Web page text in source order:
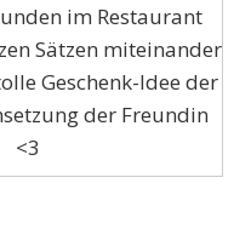
im Restaurant
Sätzen miteinander
Geschenk-Idee der
der Freundin
<3